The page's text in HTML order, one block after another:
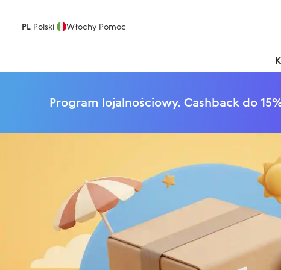
PL Polski Włochy Pomoc
Program lojalnościowy. Cashback do